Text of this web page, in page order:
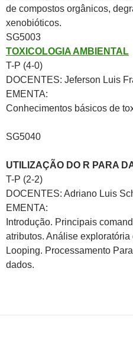
de compostos orgânicos,
xenobióticos.
SG5003
TOXICOLOGIA AMBIENTAL
T-P (4-0)
DOCENTES: Jeferson Luis
EMENTA:
Conhecimentos básicos de
SG5040
UTILIZAÇÃO DO R PARA
T-P (2-2)
DOCENTES: Adriano Luis
EMENTA:
Introdução. Principais
atributos. Análise
Looping. Processamento
dados.